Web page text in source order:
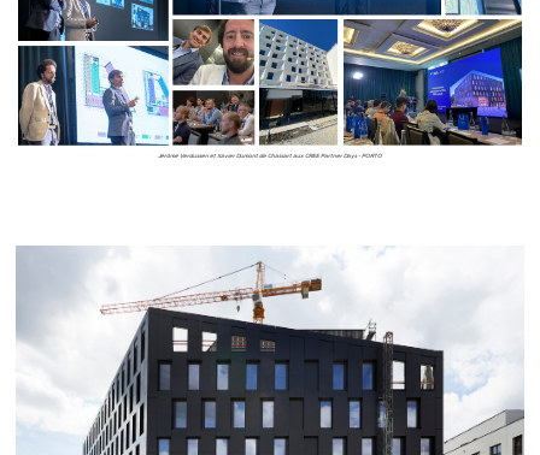
Jérôme Verdussen et Xavier Dumont de Chassart aux CREE Partner Days - PORTO